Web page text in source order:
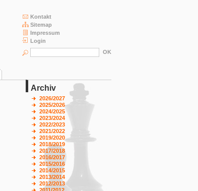
Kontakt
Sitemap
Impressum
Login
Archiv
2026/2027
2025/2026
2024/2025
2023/2024
2022/2023
2021/2022
2019/2020
2018/2019
2017/2018
2016/2017
2015/2016
2014/2015
2013/2014
2012/2013